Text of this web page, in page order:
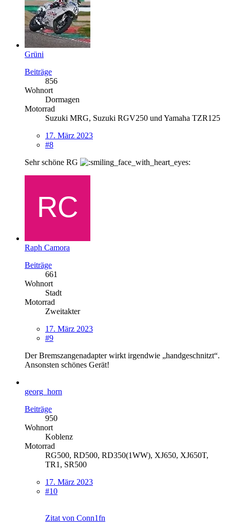
Grüni
Beiträge
856
Wohnort
Dormagen
Motorrad
Suzuki MRG, Suzuki RGV250 und Yamaha TZR125
17. März 2023
#8
Sehr schöne RG
Raph Camora
Beiträge
661
Wohnort
Stadt
Motorrad
Zweitakter
17. März 2023
#9
Der Bremszangenadapter wirkt irgendwie „handgeschnitzt“.
Ansonsten schönes Gerät!
georg_horn
Beiträge
950
Wohnort
Koblenz
Motorrad
RG500, RD500, RD350(1WW), XJ650, XJ650T,
TR1, SR500
17. März 2023
#10
Zitat von Conn1fn